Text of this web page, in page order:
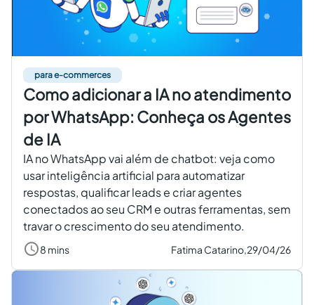
Criar conta grátis
PT
para e-commerces
Como adicionar a IA no atendimento
por WhatsApp: Conheça os Agentes
de IA
IA no WhatsApp vai além de chatbot: veja como
usar inteligência artificial para automatizar
respostas, qualificar leads e criar agentes
conectados ao seu CRM e outras ferramentas, sem
travar o crescimento do seu atendimento.
8 mins Fatima Catarino,29/04/26